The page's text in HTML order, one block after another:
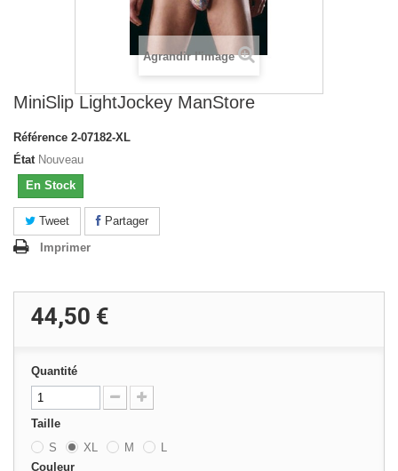
Agrandir l'image
MiniSlip LightJockey ManStore
Référence 2-07182-XL
État Nouveau
En Stock
Tweet
Partager
Imprimer
44,50 €
Quantité
Taille
S
XL M
L
Couleur